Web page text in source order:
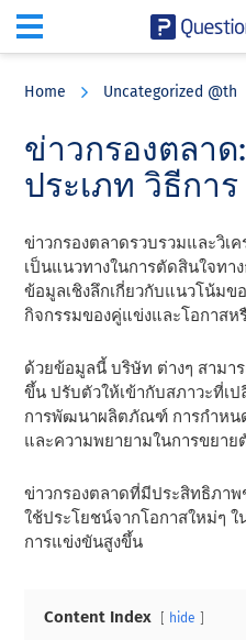
content
sidebar
Home Uncategorized @th
ข่าวกรองตลา
ประเภท วิธีกา
ข่าวกรองตลาดรวบรวมและวิเ
เป็นแนวทางในการตัดสินใจทา
ข้อมูลเชิงลึกเกี่ยวกับแนวโน้ม
กิจกรรมของคู่แข่งและโอกาส
ด้วยข้อมูลนี้ บริษัท ต่างๆ สามา
ขึ้น ปรับตัวให้เข้ากับสภาวะที่เ
การพัฒนาผลิตภัณฑ์ การกําหน
และความพยายามในการขยาย
ข่าวกรองตลาดที่มีประสิทธิภา
ใช้ประโยชน์จากโอกาสใหม่ๆ
การแข่งขันสูงขึ้น
Content Index hide